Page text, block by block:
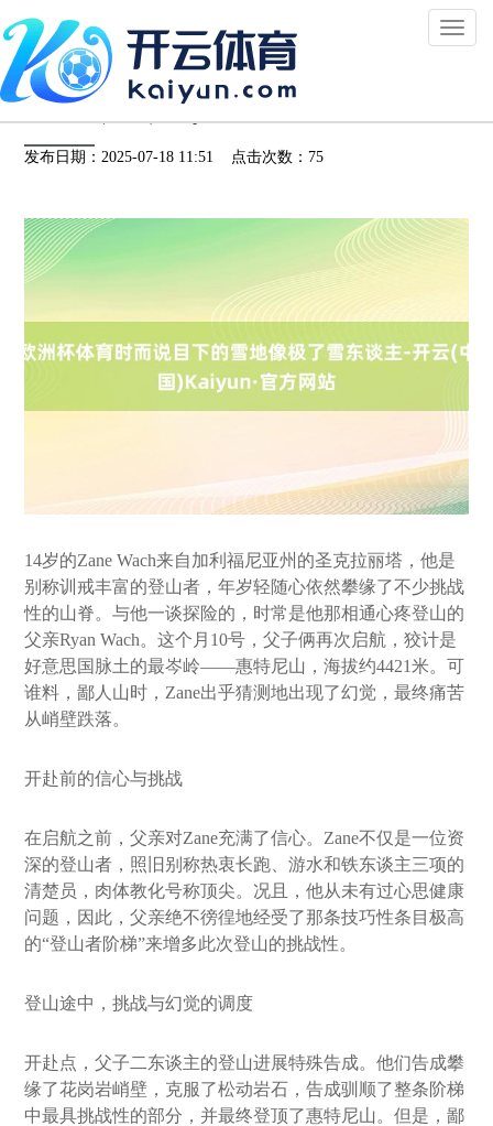
Toggle
欧洲杯体育时而说目下的雪地像极了雪东谈
主-开云(中国)Kaiyun·官方网站
发布日期：2025-07-18 11:51 点击次数：75
14岁的Zane Wach来自加利福尼亚州的圣克拉丽塔，他是
别称训戒丰富的登山者，年岁轻随心依然攀缘了不少挑战
性的山脊。与他一谈探险的，时常是他那相通心疼登山的
父亲Ryan Wach。这个月10号，父子俩再次启航，狡计是
好意思国脉土的最岑岭——惠特尼山，海拔约4421米。可
谁料，鄙人山时，Zane出乎猜测地出现了幻觉，最终痛苦
从峭壁跌落。
开赴前的信心与挑战
在启航之前，父亲对Zane充满了信心。Zane不仅是一位资
深的登山者，照旧别称热衷长跑、游水和铁东谈主三项的
清楚员，肉体教化号称顶尖。况且，他从未有过心思健康
问题，因此，父亲绝不徬徨地经受了那条技巧性条目极高
的“登山者阶梯”来增多此次登山的挑战性。
登山途中，挑战与幻觉的调度
开赴点，父子二东谈主的登山进展特殊告成。他们告成攀
缘了花岗岩峭壁，克服了松动岩石，告成驯顺了整条阶梯
中最具挑战性的部分，并最终登顶了惠特尼山。但是，鄙